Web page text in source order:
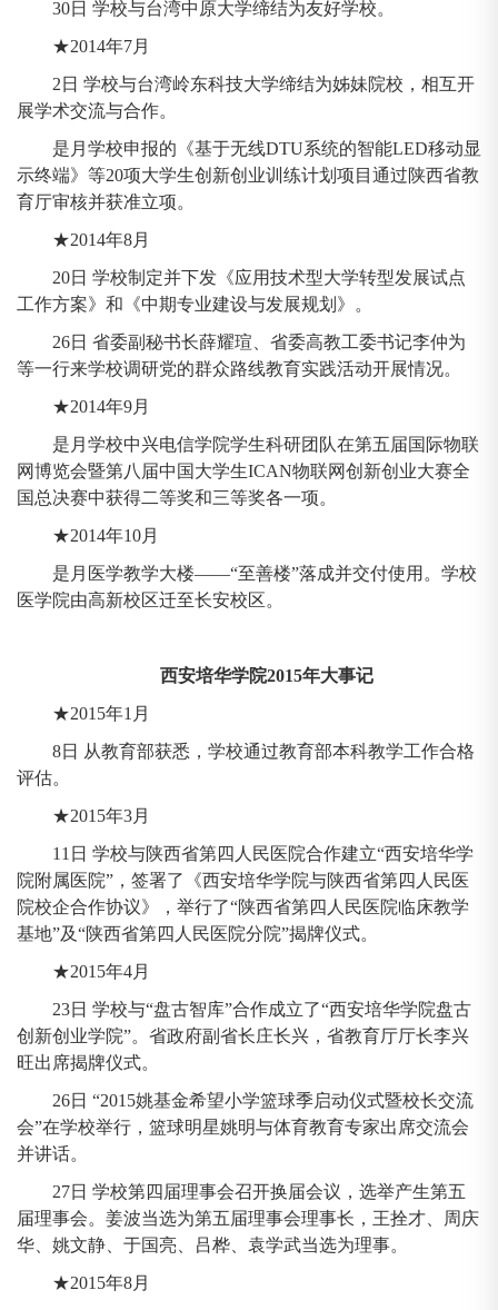
30日 学校与台湾中原大学缔结为友好学校。
★2014年7月
2日 学校与台湾岭东科技大学缔结为姊妹院校，相互开
展学术交流与合作。
是月学校申报的《基于无线DTU系统的智能LED移动显
示终端》等20项大学生创新创业训练计划项目通过陕西省教
育厅审核并获准立项。
★2014年8月
20日 学校制定并下发《应用技术型大学转型发展试点
工作方案》和《中期专业建设与发展规划》。
26日 省委副秘书长薛耀瑄、省委高教工委书记李仲为
等一行来学校调研党的群众路线教育实践活动开展情况。
★2014年9月
是月学校中兴电信学院学生科研团队在第五届国际物联
网博览会暨第八届中国大学生ICAN物联网创新创业大赛全
国总决赛中获得二等奖和三等奖各一项。
★2014年10月
是月医学教学大楼——“至善楼”落成并交付使用。学校
医学院由高新校区迁至长安校区。
西安培华学院2015年大事记
★2015年1月
8日 从教育部获悉，学校通过教育部本科教学工作合格
评估。
★2015年3月
11日 学校与陕西省第四人民医院合作建立“西安培华学
院附属医院”，签署了《西安培华学院与陕西省第四人民医
院校企合作协议》，举行了“陕西省第四人民医院临床教学
基地”及“陕西省第四人民医院分院”揭牌仪式。
★2015年4月
23日 学校与“盘古智库”合作成立了“西安培华学院盘古
创新创业学院”。省政府副省长庄长兴，省教育厅厅长李兴
旺出席揭牌仪式。
26日 “2015姚基金希望小学篮球季启动仪式暨校长交流
会”在学校举行，篮球明星姚明与体育教育专家出席交流会
并讲话。
27日 学校第四届理事会召开换届会议，选举产生第五
届理事会。姜波当选为第五届理事会理事长，王拴才、周庆
华、姚文静、于国亮、吕桦、袁学武当选为理事。
★2015年8月